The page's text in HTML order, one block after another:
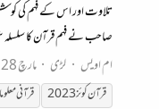
تلاوت اور اس کے فہم کی
صاحب نے فہم قرآن کا
ام اویس
لڑی مارچ 28، 2023
قرآنکوئز قرآنی